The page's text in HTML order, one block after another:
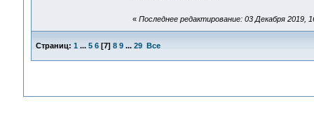
« Последнее редактирование: 03 Декабря 2019,
Страниц: 1 ... 5 6[7] 8 9 ... 29 Все